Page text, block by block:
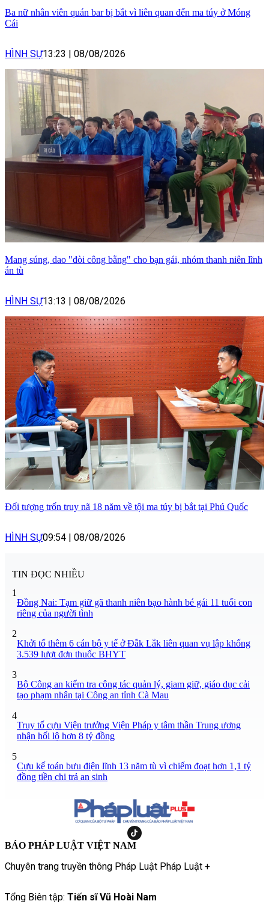
Ba nữ nhân viên quán bar bị bắt vì liên quan đến ma túy ở Móng
Cái
HÌNH SỰ13:23 08/08/2026
Mang súng, dao "đòi công bằng" cho bạn gái, nhóm thanh niên lĩnh
án tù
HÌNH SỰ13:13 08/08/2026
Đối tượng trốn truy nã 18 năm về tội ma túy bị bắt tại Phú Quốc
HÌNH SỰ09:54 08/08/2026
TIN ĐỌC NHIỀU
1
Đồng Nai: Tạm giữ gã thanh niên bạo hành bé gái 11 tuổi con
riêng của người tình
2
Khởi tố thêm 6 cán bộ y tế ở Đắk Lắk liên quan vụ lập khống
3.539 lượt đơn thuốc BHYT
3
Bộ Công an kiểm tra công tác quản lý, giam giữ, giáo dục cải
tạo phạm nhân tại Công an tỉnh Cà Mau
4
Truy tố cựu Viện trưởng Viện Pháp y tâm thần Trung ương
nhận hối lộ hơn 8 tỷ đồng
5
Cựu kế toán bưu điện lĩnh 13 năm tù vì chiếm đoạt hơn 1,1 tỷ
đồng tiền chi trả an sinh
BÁO PHÁP LUẬT VIỆT NAM
Chuyên trang truyền thông Pháp Luật Pháp Luật +
Tổng Biên tập: Tiến sĩ Vũ Hoài Nam